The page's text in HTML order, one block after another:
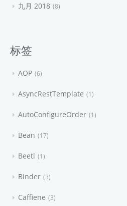
九月 2018 8
标签
AOP 6
AsyncRestTemplate 1
AutoConfigureOrder 1
Bean 17
Beetl 1
Binder 3
Caffiene 3